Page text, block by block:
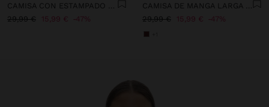
CAMISA CON ESTAMPADO FLORAL 100% ALGODÓN
29,99 €
15,99 € 47%
CAMISA DE MANGA LARGA 100% ALGODÓN
29,99 €
15,99 € 47%